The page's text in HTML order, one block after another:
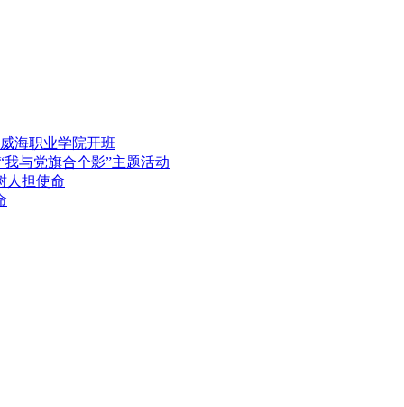
海职业学院开班
与党旗合个影”主题活动
人担使命